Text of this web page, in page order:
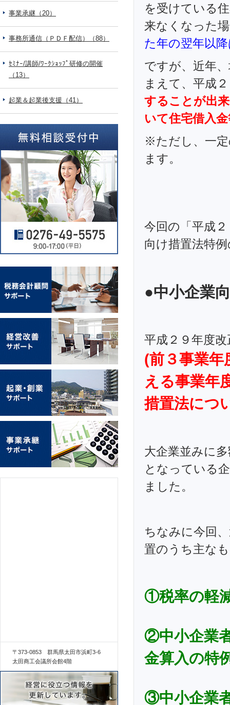
を受けている
来なくなった
た年の翌年以
ですが、近年
まえて、平成
することが出
いて住宅借入
※ただし、一
ます。
今回の「平成
向け措置法特
●中小企業
平成２９年度
(前３事業年
える事業年
措置法につ
大企業並みに
となっている
ました。
ちなみに今回
置のうち主な
①税率の軽
②中小企業
金算入の特
③中小企業
事業承継（20）
事務所通信（ＰＤＦ配信）（88）
ｾﾐﾅｰ/講師/ﾜｰｸｼｮｯﾌﾟ研修の開催
（13）
起業＆起業後支援（41）
〒373-0853 群馬県太田市浜町3-6
太田商工会議所会館4階